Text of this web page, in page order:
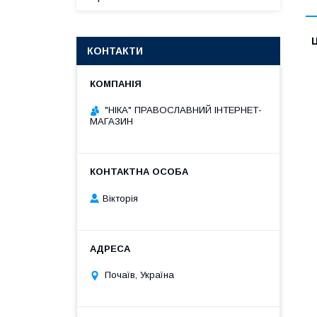
КОНТАКТИ
"НІКА" ПРАВОСЛАВНИЙ ІНТЕРНЕТ-
МАГАЗИН
Вікторія
Почаїв, Україна